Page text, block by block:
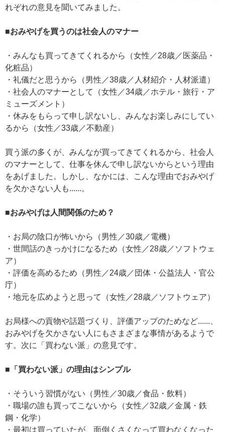
れぞれの意見を聞いてみました。
■おみやげを買うのは社会人のマナー
・みんなも買ってきてくれるから（女性／28歳／医薬品・
化粧品）
・礼儀だと思うから（男性／38歳／人材紹介・人材派遣）
・社会人のマナーとして（女性／34歳／ホテル・旅行・ア
ミューズメント）
・休みをもらって申し訳ないし、みんなお楽しみにしてい
るから（女性／33歳／不動産）
買う派の多くが、みんなが買ってきてくれるから、社会人
のマナーとして、仕事を休んで申し訳ないからという理由
をあげました。しかし、なかには、こんな理由でおみやげ
を欠かさない人も......。
■おみやげは人間関係のため？
・お局の陰口が怖いから（男性／30歳／電機）
・世間話のきっかけになるため（女性／28歳／ソフトウェ
ア）
・評価を高めるため（男性／24歳／団体・公益法人・官公
庁）
・地元を広めようと思って（女性／28歳／ソフトウェア）
お局様への貢物や話題づくり、評価アップのためなど......、
おみやげを欠かさない人にもさまざまな事情があるようで
す。次に「買わない派」の意見です。
■「買わない派」の理由はシンプル
・そういう習慣がない（男性／30歳／食品・飲料）
・職場の誰も買ってこないから（女性／32歳／金属・鉄
鋼・化学）
・最初は買っていたが、面倒くさくなって買わなくなった